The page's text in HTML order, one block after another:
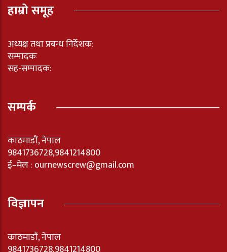
हाम्रो समूह
अध्यक्ष तथा प्रबन्ध निर्देशक:
सम्पादकः
सह-सम्पादक:
सम्पर्क
काठमाडौं, नेपाल
9841736728,9841214800
ई–मेल : ournewscrew@gmail.com
विज्ञापन
काठमाडौं, नेपाल